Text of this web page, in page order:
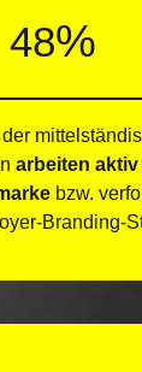
48%
arbeiten
bzw.
Branding-